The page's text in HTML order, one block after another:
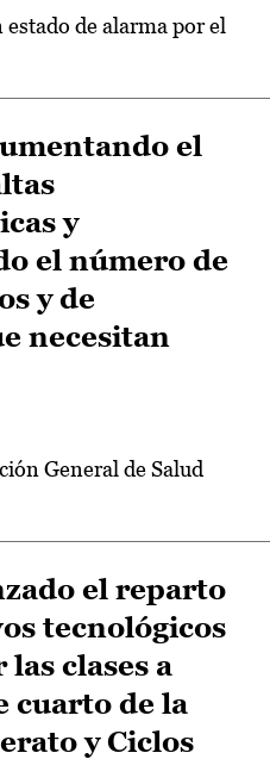
de alarma por el
el
y
el número de
y de
necesitan
General de Salud
el reparto
tecnológicos
clases a
cuarto de la
y Ciclos